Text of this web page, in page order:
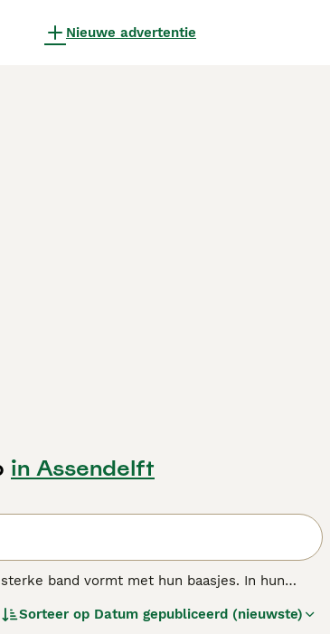
Nieuwe advertentie
in Assendelft
band vormt met hun baasjes. In hun
gezin en deel te nemen aan alles wat er om
Sorteer op Datum gepubliceerd (nieuwste)